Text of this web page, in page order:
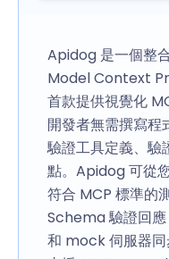
Apidog 是一個整
Model Context
首款提供視覺化
開發者無需撰寫程
驗證工具定義、驗
點。Apidog 可從
符合 MCP 標準的
Schema 驗證回
和 mock 伺服器